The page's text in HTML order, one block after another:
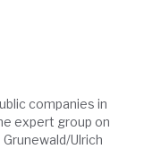
companies in
expert group on
Ulrich